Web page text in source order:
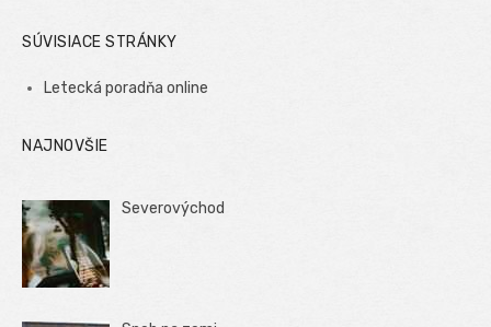
SÚVISIACE STRÁNKY
Letecká poradňa online
NAJNOVŠIE
Severovýchod